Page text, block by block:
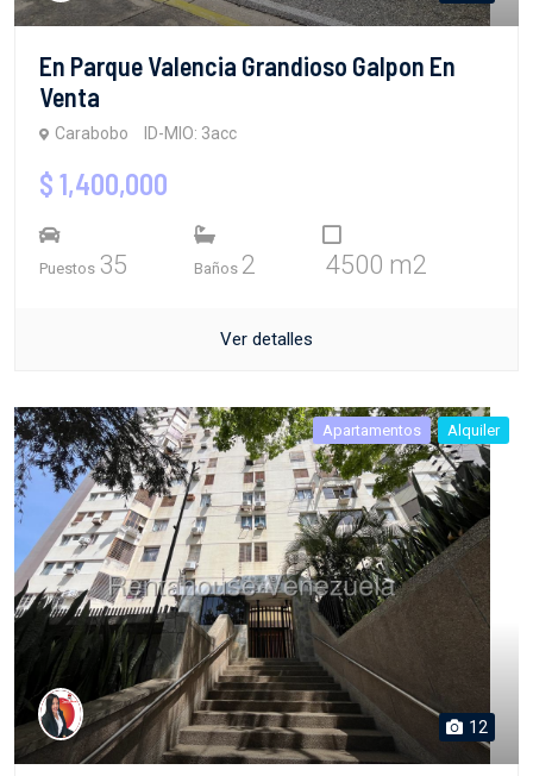
En Parque Valencia Grandioso Galpon En
Venta
Carabobo ID-MIO: 3acc
$ 1,400,000
Puestos 35 Baños 2 4500 m2
Ver detalles
Apartamentos Alquiler
12